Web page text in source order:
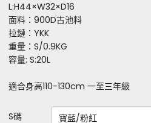
L:H44×W32×D16
面料：900D古池料
拉鏈：YKK
重量：S/0.9KG
容量: S:20L
適合身高110-130cm 一至三年級
S碼